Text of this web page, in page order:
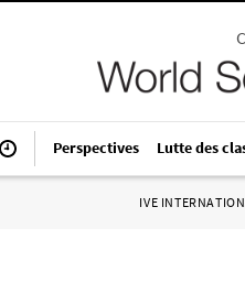
Perspectives Lutte des
IVE